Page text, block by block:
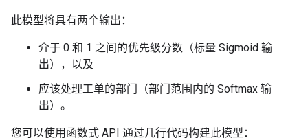
decoder (Functional)        (None, 28, 28,
Total params: 28,241
Trainable params: 28,241
Non-trainable params: 0
此模型将具有两个输出：
介于 0 和 1 之间的优先级分数（标量 Sigmoid 输
出），以及
应该处理工单的部门（部门范围内的 Softmax 输
出）。
您可以使用函数式 API 通过几行代码构建此模型：